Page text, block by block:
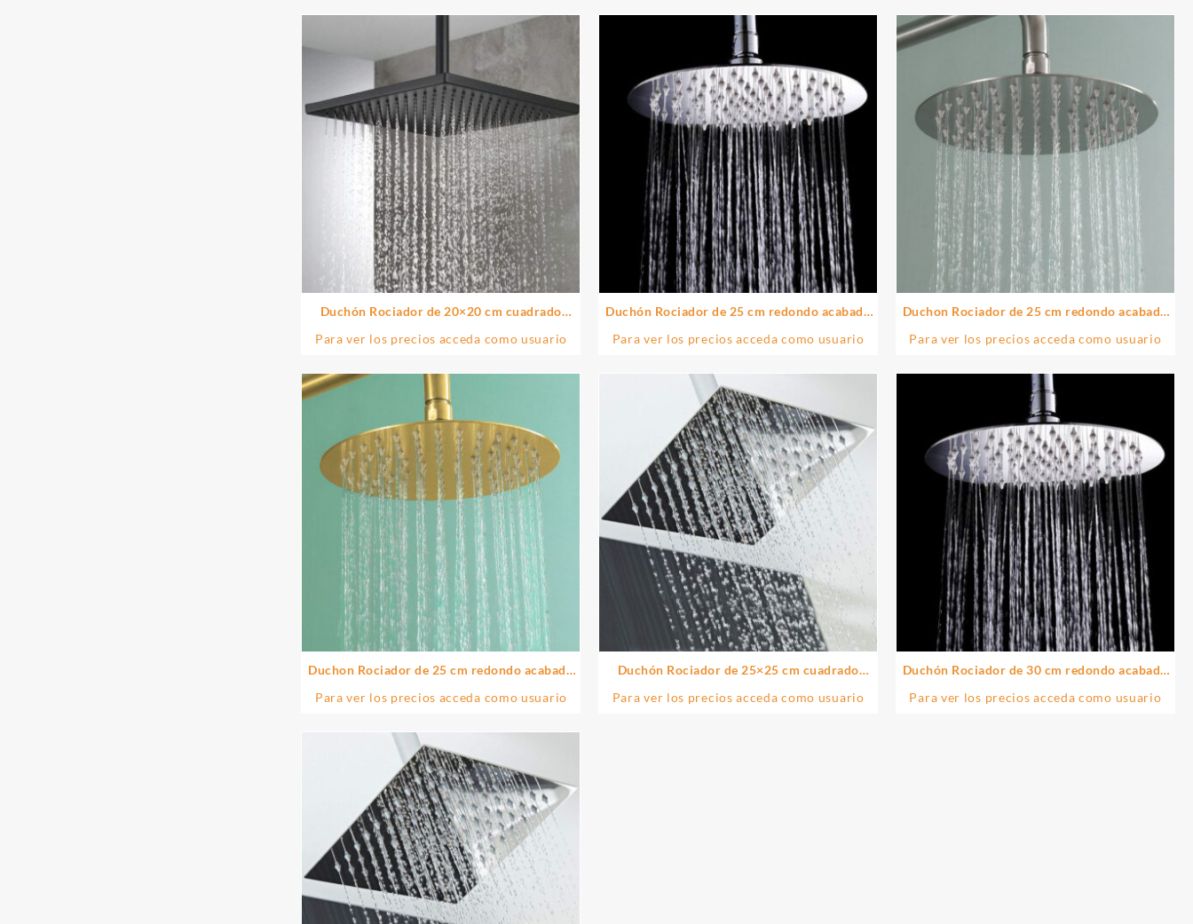
Duchón Rociador de 20×20 cm cuadrado
Para ver los precios acceda como usuario
Duchón Rociador de 25 cm redondo acabado
Para ver los precios acceda como usuario
Duchon Rociador de 25 cm redondo acabado
Para ver los precios acceda como usuario
Duchon Rociador de 25 cm redondo acabado
Para ver los precios acceda como usuario
Duchón Rociador de 25×25 cm cuadrado
Para ver los precios acceda como usuario
Duchón Rociador de 30 cm redondo acabado
Para ver los precios acceda como usuario